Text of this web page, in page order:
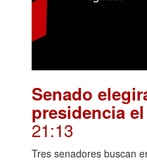
Senado
presidencia
21:13
Tres senadores buscan